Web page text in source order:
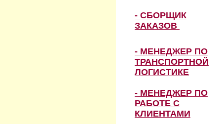
- СБОРЩИК
ЗАКАЗОВ
- МЕНЕДЖЕР ПО
ТРАНСПОРТНОЙ
ЛОГИСТИКЕ
- МЕНЕДЖЕР ПО
РАБОТЕ С
КЛИЕНТАМИ